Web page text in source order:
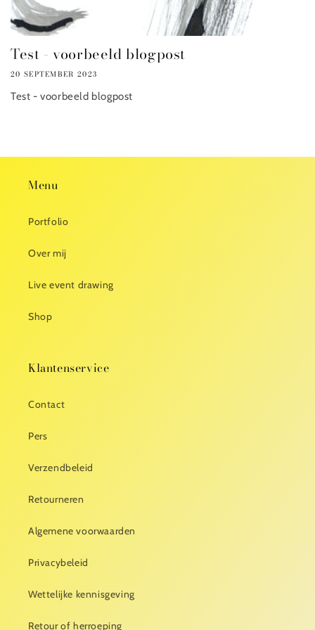
Test - voorbeeld blogpost
20 SEPTEMBER 2023
Test - voorbeeld blogpost
Menu
Portfolio
Over mij
Live event drawing
Shop
Klantenservice
Contact
Pers
Verzendbeleid
Retourneren
Algemene voorwaarden
Privacybeleid
Wettelijke kennisgeving
Retour of herroeping